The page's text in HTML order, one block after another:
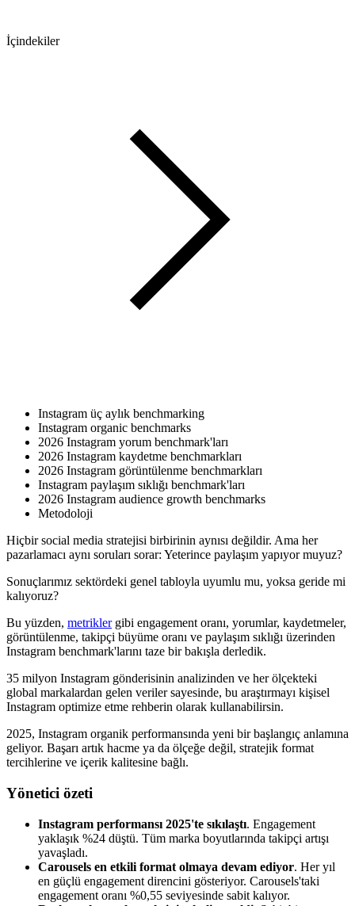
İçindekiler
Instagram üç aylık benchmarking
Instagram organic benchmarks
2026 Instagram yorum benchmark'ları
2026 Instagram kaydetme benchmarkları
2026 Instagram görüntülenme benchmarkları
Instagram paylaşım sıklığı benchmark'ları
2026 Instagram audience growth benchmarks
Metodoloji
Hiçbir social media stratejisi birbirinin aynısı değildir. Ama her
pazarlamacı aynı soruları sorar: Yeterince paylaşım yapıyor muyuz?
Sonuçlarımız sektördeki genel tabloyla uyumlu mu, yoksa geride mi
kalıyoruz?
Bu yüzden, metriklergibi engagement oranı, yorumlar, kaydetmeler,
görüntülenme, takipçi büyüme oranı ve paylaşım sıklığı üzerinden
Instagram benchmark'larını taze bir bakışla derledik.
35 milyon Instagram gönderisinin analizinden ve her ölçekteki
global markalardan gelen veriler sayesinde, bu araştırmayı kişisel
Instagram optimize etme rehberin olarak kullanabilirsin.
2025, Instagram organik performansında yeni bir başlangıç anlamına
geliyor. Başarı artık hacme ya da ölçeğe değil, stratejik format
tercihlerine ve içerik kalitesine bağlı.
Yönetici özeti
Instagram performansı 2025'te sıkılaştı. Engagement
yaklaşık %24 düştü. Tüm marka boyutlarında takipçi artışı
yavaşladı.
Carousels en etkili format olmaya devam ediyor. Her yıl
en güçlü engagement direncini gösteriyor. Carousels'taki
engagement oranı %0,55 seviyesinde sabit kalıyor.